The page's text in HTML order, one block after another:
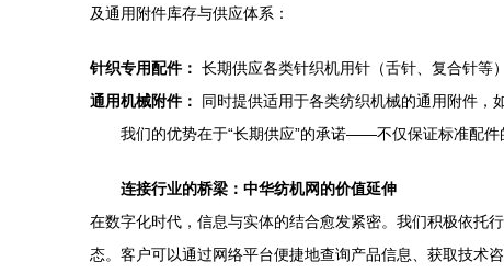
及通用附件库存与供应体系：
针织专用配件： 长期供应各类针织机用针（舌针、复合针等
通用机械附件：
同时提供适用于各类纺织机械的通用附件，
我们的优势在于“长期供应”的承诺——不仅保证标准配件
连接行业的桥梁：中华纺机网的价值延伸
在数字化时代，信息与实体的结合愈发紧密。我们积极依托
态。客户可以通过网络平台便捷地查询产品信息、获取技术